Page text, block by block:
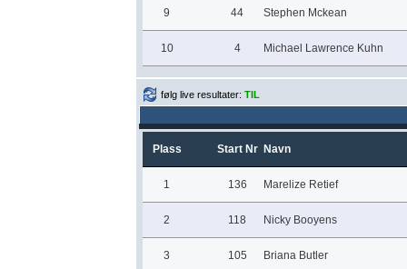
9 44 Stephen Mckean
10 4 Michael Lawrence Kuhn
følg live resultater: TIL
Plass Start Nr Navn
1 136 Marelize Retief
2 118 Nicky Booyens
3 105 Briana Butler